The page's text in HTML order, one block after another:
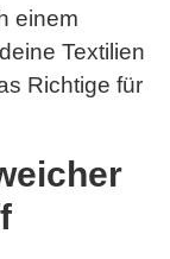
einem
Textilien
Richtige für